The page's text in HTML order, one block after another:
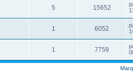
5 15652
1 6052
1 7759